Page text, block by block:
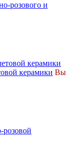
розового и
керамики Вы